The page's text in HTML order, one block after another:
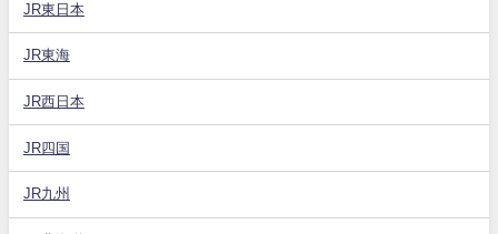
JR東日本
JR東海
JR西日本
JR四国
JR九州